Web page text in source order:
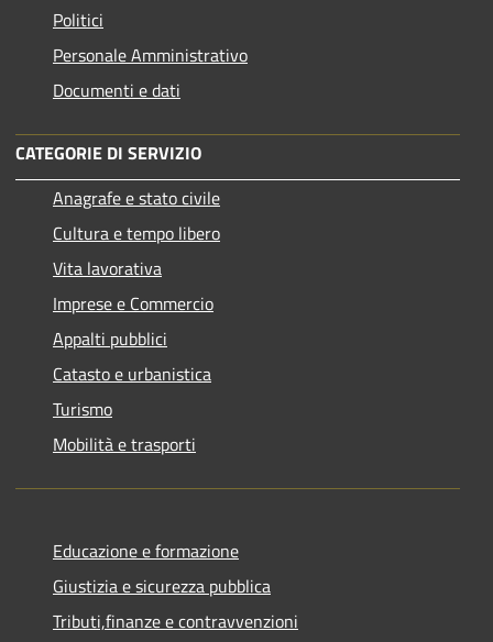
Politici
Personale Amministrativo
Documenti e dati
CATEGORIE DI SERVIZIO
Anagrafe e stato civile
Cultura e tempo libero
Vita lavorativa
Imprese e Commercio
Appalti pubblici
Catasto e urbanistica
Turismo
Mobilità e trasporti
Educazione e formazione
Giustizia e sicurezza pubblica
Tributi,finanze e contravvenzioni